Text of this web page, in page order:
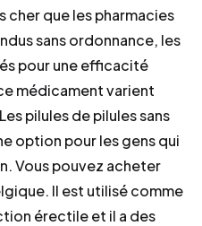
cher que les pharmacies
sans ordonnance, les
pour une efficacité
médicament varient
pilules de pilules sans
option pour les gens qui
Vous pouvez acheter
Il est utilisé comme
érectile et il a des